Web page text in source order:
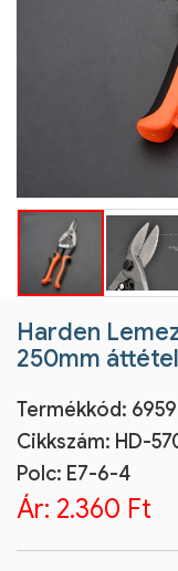
Harden
250mm
Termékkód:
Cikkszám: HD-
Polc: E7-6-4
Ár: 2.360 Ft